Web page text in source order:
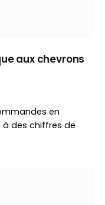
aux chevrons
en
à des chiffres de